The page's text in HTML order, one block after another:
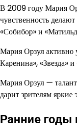
В 2009 году Мария
чувственность
«Собибор» и
Мария Орзул активно
Каренина», «Звезда»
Мария Орзул —
дарит зрителям яркие
Ранние годы